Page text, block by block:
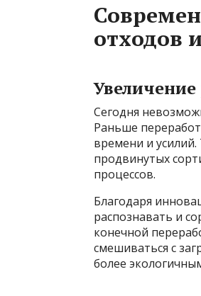
отходов
Сегодня
Раньше
времени и
продвинутых
процессов.
Благодаря
распознавать и
конечной
смешиваться с
более